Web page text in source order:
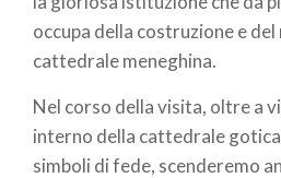
occupa della costruzione e
cattedrale meneghina.
Nel corso della visita, oltre a
interno della cattedrale
simboli di fede, scenderemo